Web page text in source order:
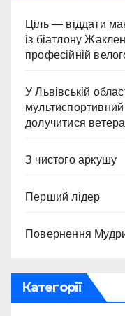
Ціль — віддати
із біатлону
професійній
У Львівській
долучитися
З чистого аркушу
Перший лідер
Повернення
Категорії